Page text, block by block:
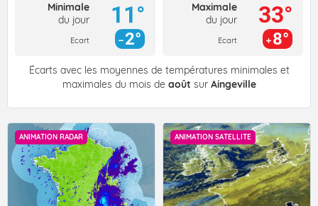
Minimale
du jour
Ecart
11°
2°
Maximale
du jour
Ecart
33°
8°
Écarts avec les moyennes de températures minimales et
maximales du mois de août sur Aingeville
ANIMATION RADAR ANIMATION SATELLITE